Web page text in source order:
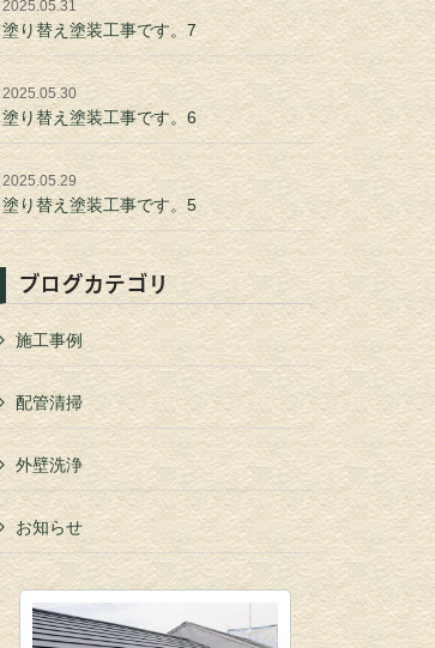
2025.05.31
塗り替え塗装工事です。7
2025.05.30
塗り替え塗装工事です。6
2025.05.29
塗り替え塗装工事です。5
ブログカテゴリ
施工事例
配管清掃
外壁洗浄
お知らせ